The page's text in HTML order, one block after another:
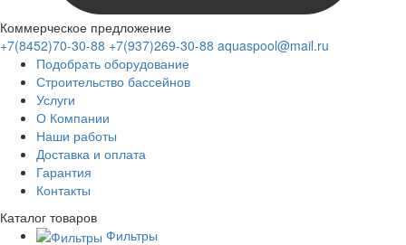
Коммерческое предложение
+7(8452)70-30-88 +7(937)269-30-88 aquaspool@mail.ru
Подобрать оборудование
Строительство бассейнов
Услуги
О Компании
Наши работы
Доставка и оплата
Гарантия
Контакты
Каталог товаров
Фильтры